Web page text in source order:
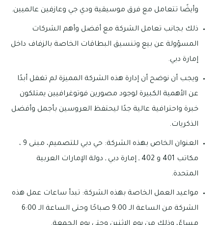
وأيضًا تتعامل مع فرق موسيقية ودي جي وعازفين عالميين.
ذلك بجانب تعامل الشركة مع أفضل وأهم الشركات
المسؤولة عن بيع وتنسيق البطاقات الخاصة بالزفاف داخل
إمارة دبي.
ويجب أن نوضح أن إدارة هذه الشركة المميزة لم تغفل أبدًا
عن الأهمية الكبيرة لوجود مصورين فوتوغرافيين يمتلكون
خبرة واحترافية عالية جدًا ليحتفظ العروسين بأجمل وأفضل
الذكريات.
العنوان الخاص بهذه الشركة: حي دبي للتصميم، مبنى 9 ،
مكاتب 401 و 402 ـ إمارة دبي ـ دولة الإمارات العربية
المتحدة.
مواعيد العمل الخاصة بهذه الشركة: تبدأ ساعات عمل هذه
الشركة من الساعة الـ 9:00 صباحًا وحتى الساعة الـ 6:00